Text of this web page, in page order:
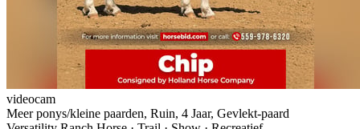
videocam
Meer ponys/kleine paarden, Ruin, 4 Jaar, Gevlekt-paard